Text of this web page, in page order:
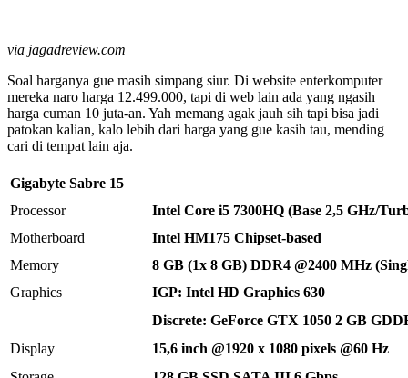
via jagadreview.com
Soal harganya gue masih simpang siur. Di website enterkomputer
mereka naro harga 12.499.000, tapi di web lain ada yang ngasih
harga cuman 10 juta-an. Yah memang agak jauh sih tapi bisa jadi
patokan kalian, kalo lebih dari harga yang gue kasih tau, mending
cari di tempat lain aja.
Gigabyte Sabre 15
Processor
Intel Core i5 7300HQ (Base 2,5 GHz/
Motherboard
Intel HM175 Chipset-based
Memory
8 GB (1x 8 GB) DDR4 @2400 MHz
Graphics
IGP: Intel HD Graphics 630
Discrete: GeForce GTX 1050 2 GB
Display
15,6 inch @1920 x 1080 pixels @60 Hz